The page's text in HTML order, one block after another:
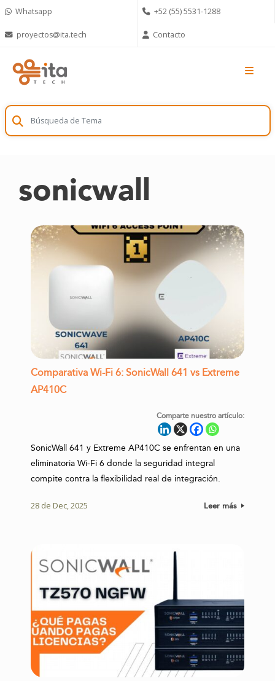
Whatsapp +52 (55) 5531-1288
proyectos@ita.tech Contacto
sonicwall
Comparativa Wi-Fi 6: SonicWall 641 vs Extreme
AP410C
Comparte nuestro artículo:
SonicWall 641 y Extreme AP410C se enfrentan en una
eliminatoria Wi-Fi 6 donde la seguridad integral
compite contra la flexibilidad real de integración.
28 de Dec, 2025 Leer más